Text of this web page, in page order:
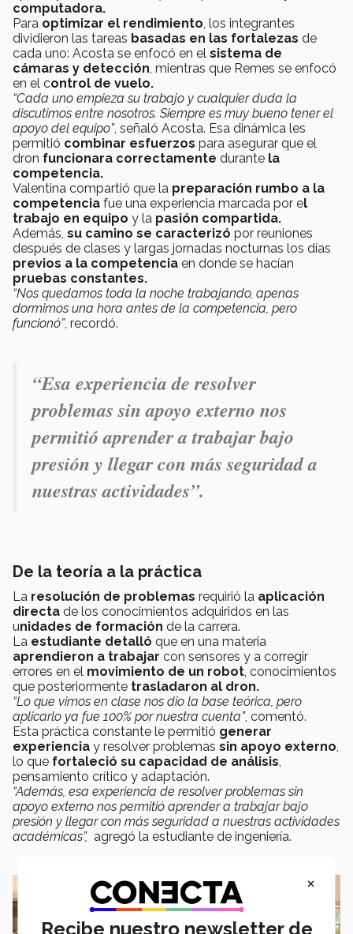
computadora.
Para optimizar el rendimiento, los integrantes
dividieron las tareas basadas en las fortalezas de
cada uno: Acosta se enfocó en el sistema de
cámaras y detección, mientras que Remes se enfocó
en el control de vuelo.
“Cada uno empieza su trabajo y cualquier duda la
discutimos entre nosotros. Siempre es muy bueno tener el
apoyo del equipo”, señaló Acosta. Esa dinámica les
permitió combinar esfuerzos para asegurar que el
dron funcionara correctamente durante la
competencia.
Valentina compartió que la preparación rumbo a la
competencia fue una experiencia marcada por el
trabajo en equipo y la pasión compartida.
Además, su camino se caracterizó por reuniones
después de clases y largas jornadas nocturnas los días
previos a la competencia en donde se hacían
pruebas constantes.
“Nos quedamos toda la noche trabajando, apenas
dormimos una hora antes de la competencia, pero
funcionó”, recordó.
“Esa experiencia de resolver
problemas sin apoyo externo nos
permitió aprender a trabajar bajo
presión y llegar con más seguridad a
nuestras actividades”.
De la teoría a la práctica
La resolución de problemas requirió la aplicación
directa de los conocimientos adquiridos en las
unidades de formación de la carrera.
La estudiante detalló que en una materia
aprendieron a trabajar con sensores y a corregir
errores en el movimiento de un robot, conocimientos
que posteriormente trasladaron al dron.
“Lo que vimos en clase nos dio la base teórica, pero
aplicarlo ya fue 100% por nuestra cuenta”, comentó.
Esta práctica constante le permitió generar
experiencia y resolver problemas sin apoyo externo,
lo que fortaleció su capacidad de análisis,
pensamiento crítico y adaptación.
“Además, esa experiencia de resolver problemas sin
apoyo externo nos permitió aprender a trabajar bajo
presión y llegar con más seguridad a nuestras actividades
académicas”, agregó la estudiante de ingeniería.
×
Recibe nuestro newsletter de